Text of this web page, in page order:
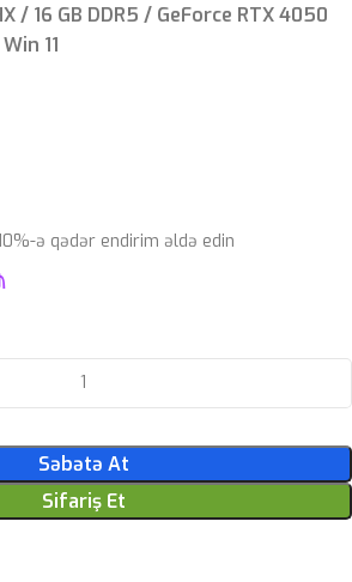
/ 16 GB DDR5 / GeForce RTX 4050
11
ə qədər endirim əldə edin
Səbətə At
Sifariş Et